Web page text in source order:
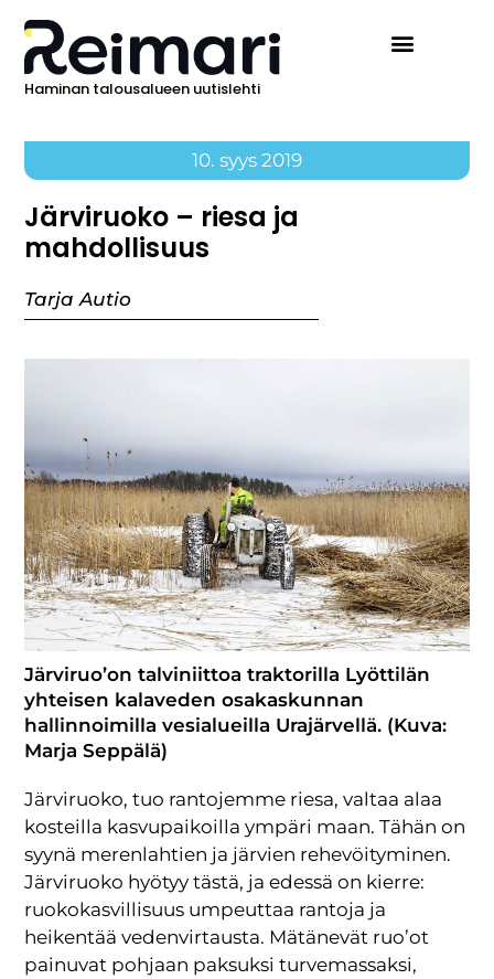
Haminan talousalueen uutislehti
10. syys 2019
Järviruoko – riesa ja
mahdollisuus
Tarja Autio
Järviruo’on talviniittoa traktorilla Lyöttilän
yhteisen kalaveden osakaskunnan
hallinnoimilla vesialueilla Urajärvellä. (Kuva:
Marja Seppälä)
Järviruoko, tuo rantojemme riesa, valtaa alaa
kosteilla kasvupaikoilla ympäri maan. Tähän on
syynä merenlahtien ja järvien rehevöityminen.
Järviruoko hyötyy tästä, ja edessä on kierre:
ruokokasvillisuus umpeuttaa rantoja ja
heikentää vedenvirtausta. Mätänevät ruo’ot
painuvat pohjaan paksuksi turvemassaksi,